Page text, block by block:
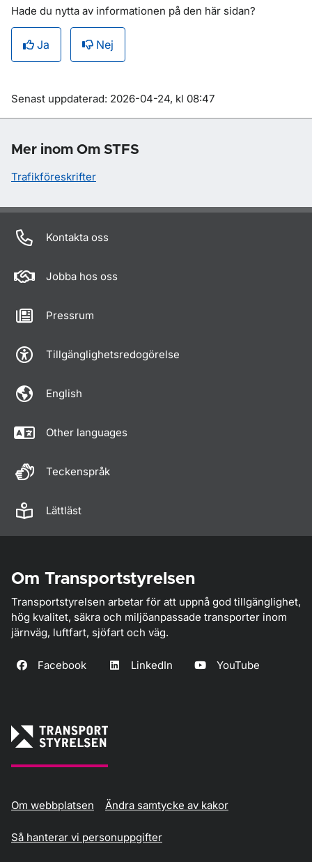
Hade du nytta av informationen på den här sidan?
Ja Nej
Om sidan
Senast uppdaterad: 2026-04-24, kl 08:47
Mer inom Om STFS
Trafikföreskrifter
Kontakta oss
Jobba hos oss
Pressrum
Tillgänglighetsredogörelse
English
Other languages
Teckenspråk
Lättläst
Om Transportstyrelsen
Transportstyrelsen arbetar för att uppnå god tillgänglighet,
hög kvalitet, säkra och miljöanpassade transporter inom
järnväg, luftfart, sjöfart och väg.
Facebook LinkedIn YouTube
Om webbplatsen Ändra samtycke av kakor
Så hanterar vi personuppgifter